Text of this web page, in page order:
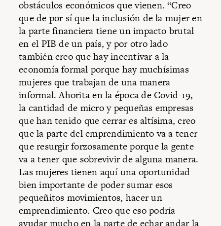
obstáculos económicos que vienen. “Creo
que de por sí que la inclusión de la mujer en
la parte financiera tiene un impacto brutal
en el PIB de un país, y por otro lado
también creo que hay incentivar a la
economía formal porque hay muchísimas
mujeres que trabajan de una manera
informal. Ahorita en la época de Covid-19,
la cantidad de micro y pequeñas empresas
que han tenido que cerrar es altísima, creo
que la parte del emprendimiento va a tener
que resurgir forzosamente porque la gente
va a tener que sobrevivir de alguna manera.
Las mujeres tienen aquí una oportunidad
bien importante de poder sumar esos
pequeñitos movimientos, hacer un
emprendimiento. Creo que eso podría
ayudar mucho en la parte de echar andar la